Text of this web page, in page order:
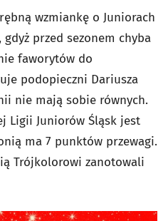
wzmiankę o Juniorach
gdyż przed sezonem chyba
faworytów do
podopieczni Dariusza
nie mają sobie równych.
Ligii Juniorów Śląsk jest
ma 7 punktów przewagi.
Trójkolorowi zanotowali